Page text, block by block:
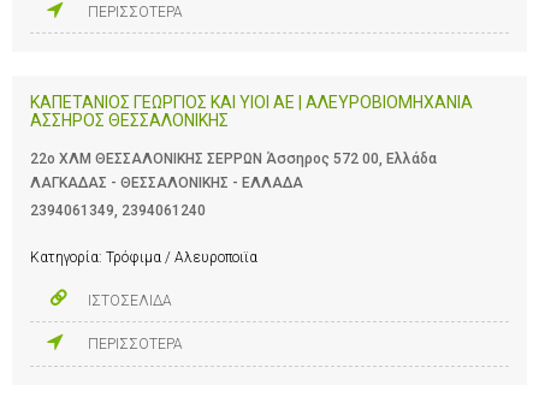
ΠΕΡΙΣΣΟΤΕΡΑ
ΚΑΠΕΤΑΝΙΟΣ ΓΕΩΡΓΙΟΣ ΚΑΙ ΥΙΟΙ ΑΕ | ΑΛΕΥΡΟΒΙΟΜΗΧΑΝΙΑ
ΑΣΣΗΡΟΣ ΘΕΣΣΑΛΟΝΙΚΗΣ
22ο ΧΛΜ ΘΕΣΣΑΛΟΝΙΚΗΣ ΣΕΡΡΩΝ Άσσηρος 572 00, Ελλάδα
ΛΑΓΚΑΔΑΣ - ΘΕΣΣΑΛΟΝΙΚΗΣ - ΕΛΛΑΔΑ
2394061349, 2394061240
Κατηγορία: Τρόφιμα / Αλευροποιϊα
ΙΣΤΟΣΕΛΙΔΑ
ΠΕΡΙΣΣΟΤΕΡΑ